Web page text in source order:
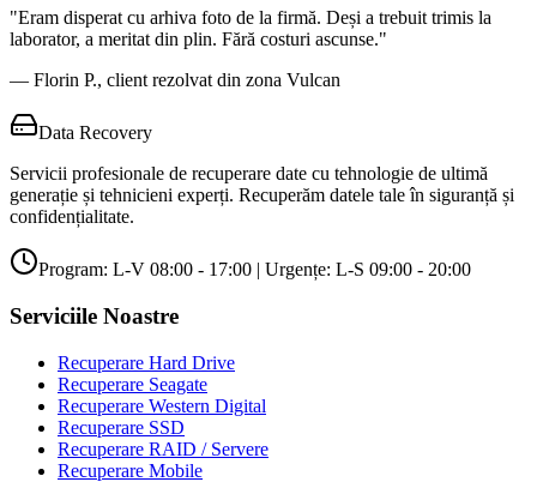
"Eram disperat cu arhiva foto de la firmă. Deși a trebuit trimis la
laborator, a meritat din plin. Fără costuri ascunse."
— Florin P., client rezolvat din zona Vulcan
Data Recovery
Servicii profesionale de recuperare date cu tehnologie de ultimă
generație și tehnicieni experți. Recuperăm datele tale în siguranță și
confidențialitate.
Program: L-V 08:00 - 17:00 | Urgențe: L-S 09:00 - 20:00
Serviciile Noastre
Recuperare Hard Drive
Recuperare Seagate
Recuperare Western Digital
Recuperare SSD
Recuperare RAID / Servere
Recuperare Mobile